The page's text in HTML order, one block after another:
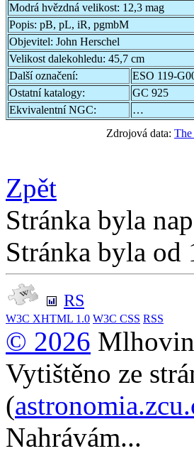
Modrá hvězdná velikost: 12,3 mag
Popis: pB, pL, iR, pgmbM
Objevitel: John Herschel
Velikost dalekohledu: 45,7 cm
Další označení:
ESO 119-
Ostatní katalogy:
GC 925
Ekvivalentní NGC:
…
Zdrojová data:
Zpět
Stránka byla
Stránka byla od
RS
W3C XHTML 1.0 W3C CSS RSS
© 2026
Vytištěno ze
(
Nahrávám...